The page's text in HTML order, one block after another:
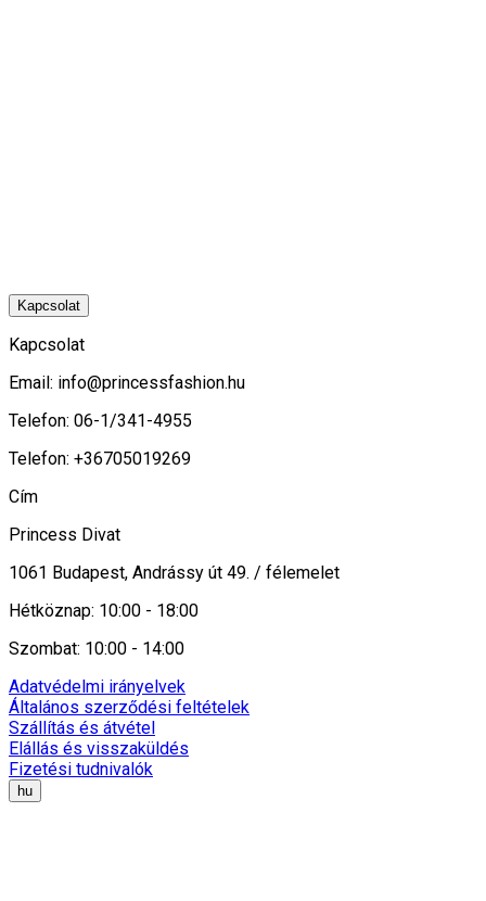
Kapcsolat
Kapcsolat
Email: info@princessfashion.hu
Telefon: 06-1/341-4955
Telefon: +36705019269
Cím
Princess Divat
1061 Budapest, Andrássy út 49. / félemelet
Hétköznap: 10:00 - 18:00
Szombat: 10:00 - 14:00
Adatvédelmi irányelvek
Általános szerződési feltételek
Szállítás és átvétel
Elállás és visszaküldés
Fizetési tudnivalók
hu